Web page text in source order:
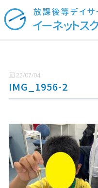
22/07/04
IMG_1956-2